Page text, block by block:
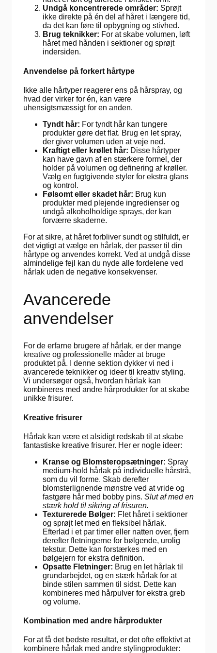
Undgå koncentrerede områder: Sprøjt
ikke direkte på én del af håret i længere tid,
da det kan føre til opbygning og stivhed.
Brug teknikker: For at skabe volumen, løft
håret med hånden i sektioner og sprøjt
indersiden.
Anvendelse på forkert hårtype
Ikke alle hårtyper reagerer ens på hårspray, og
hvad der virker for én, kan være
uhensigtsmæssigt for en anden.
Tyndt hår: For tyndt hår kan tungere
produkter gøre det flat. Brug en let spray,
der giver volumen uden at veje ned.
Kraftigt eller krøllet hår: Disse hårtyper
kan have gavn af en stærkere formel, der
holder på volumen og definering af krøller.
Vælg en fugtgivende styler for ekstra glans
og kontrol.
Følsomt eller skadet hår: Brug kun
produkter med plejende ingredienser og
undgå alkoholholdige sprays, der kan
forværre skaderne.
For at sikre, at håret forbliver sundt og stilfuldt, er
det vigtigt at vælge en hårlak, der passer til din
hårtype og anvendes korrekt. Ved at undgå disse
almindelige fejl kan du nyde alle fordelene ved
hårlak uden de negative konsekvenser.
Avancerede
anvendelser
For de erfarne brugere af hårlak, er der mange
kreative og professionelle måder at bruge
produktet på. I denne sektion dykker vi ned i
avancerede teknikker og ideer til kreativ styling.
Vi undersøger også, hvordan hårlak kan
kombineres med andre hårprodukter for at skabe
unikke frisurer.
Kreative frisurer
Hårlak kan være et alsidigt redskab til at skabe
fantastiske kreative frisurer. Her er nogle ideer:
Kranse og Blomsteropsætninger: Spray
medium-hold hårlak på individuelle hårstrå,
som du vil forme. Skab derefter
blomsterlignende mønstre ved at vride og
fastgøre hår med bobby pins. Slut af med en
stærk hold til sikring af frisuren.
Texturerede Bølger: Flet håret i sektioner
og sprøjt let med en fleksibel hårlak.
Efterlad i et par timer eller natten over, fjern
derefter fletningerne for bølgende, urolig
tekstur. Dette kan forstærkes med en
bølgejern for ekstra definition.
Opsatte Fletninger: Brug en let hårlak til
grundarbejdet, og en stærk hårlak for at
binde stilen sammen til sidst. Dette kan
kombineres med hårpulver for ekstra greb
og volume.
Kombination med andre hårprodukter
For at få det bedste resultat, er det ofte effektivt at
kombinere hårlak med andre stylingprodukter: